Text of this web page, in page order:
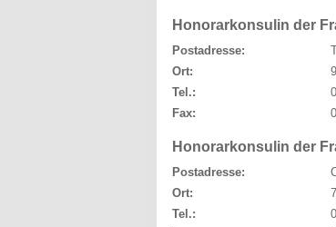
Honorarkonsulin der
Postadresse:
Ort:
Tel.:
Fax:
Honorarkonsulin der
Postadresse:
Ort:
Tel.: